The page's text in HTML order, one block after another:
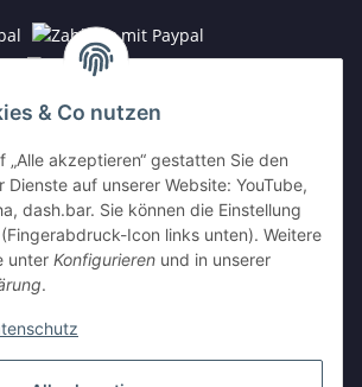
& Co nutzen
„Alle akzeptieren“ gestatten Sie den
Dienste auf unserer Website: YouTube,
dash.bar. Sie können die Einstellung
Icon links unten). Weitere
unter Konfigurieren und in unserer
.
h